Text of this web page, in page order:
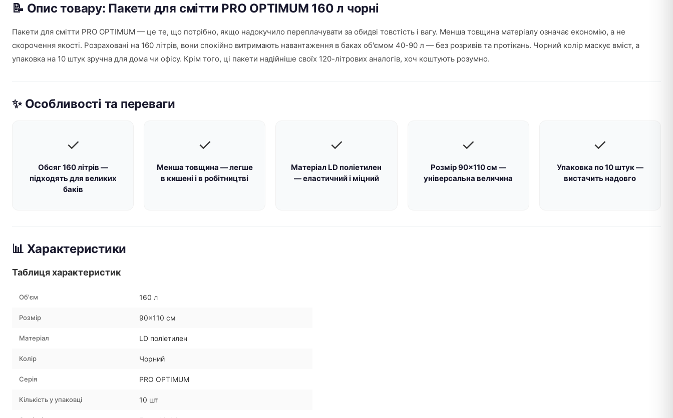
📝 Опис товару: Пакети для смітти PRO OPTIMUM 160 л чорні
Пакети для смітти PRO OPTIMUM — це те, що потрібно, якщо надокучило переплачувати за обидві товстість і вагу. Менша товщина матеріалу означає економію, а не
скорочення якості. Розраховані на 160 літрів, вони спокійно витримають навантаження в баках об'ємом 40-90 л — без розривів та протікань. Чорний колір маскує вміст, а
упаковка на 10 штук зручна для дома чи офісу. Крім того, ці пакети надійніше своїх 120-літрових аналогів, хоч коштують розумно.
✨ Особливості та переваги
✓
Обсяг 160 літрів —
підходять для великих
баків
✓
Менша товщина — легше
в кишені і в робітництві
✓
Матеріал LD поліетилен
— еластичний і міцний
✓
Розмір 90×110 см —
універсальна величина
✓
Упаковка по 10 штук —
вистачить надовго
📊 Характеристики
Таблиця характеристик
Об'єм 160 л
Розмір 90×110 см
Матеріал LD поліетилен
Колір Чорний
Серія PRO OPTIMUM
Кількість у упаковці 10 шт